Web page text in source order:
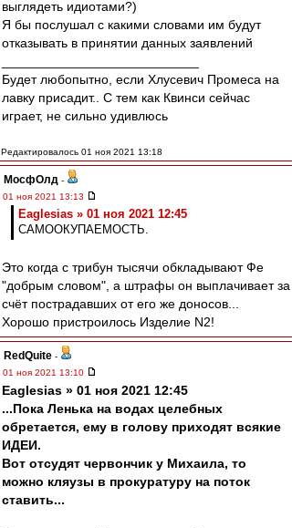
выглядеть идиотами?)
Я бы послушал с какими словами им будут
отказывать в принятии данных заявлений
Будет любопытно, если Хлусевич Промеса на
лавку присадит.. С тем как Квинси сейчас
играет, не сильно удивлюсь
Редактировалось 01 ноя 2021 13:18
МосфОлд -
01 ноя 2021 13:13
Eaglesias » 01 ноя 2021 12:45
САМООКУПАЕМОСТЬ.
Это когда с трибун тысячи обкладывают Фе
"добрым словом", а штрафы он выплачивает за
счёт пострадавших от его же доносов...
Хорошо пристроилось Изделие N2!
RedQuite -
01 ноя 2021 13:10
Eaglesias » 01 ноя 2021 12:45
...Пока Ленька на водах целебных
обретается, ему в голову приходят всякие
ИДЕИ.
Вот отсудят червончик у Михаила, то
можно кляузы в прокуратуру на поток
ставить...